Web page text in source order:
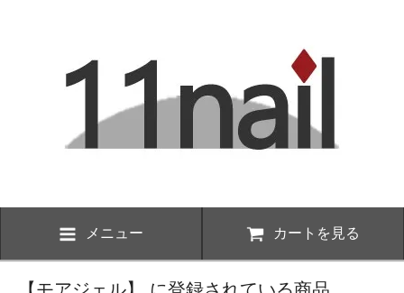
メニュー カートを見る